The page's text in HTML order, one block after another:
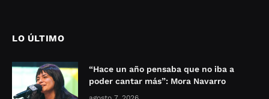
LO ÚLTIMO
“Hace un año pensaba que no iba a
poder cantar más”: Mora Navarro